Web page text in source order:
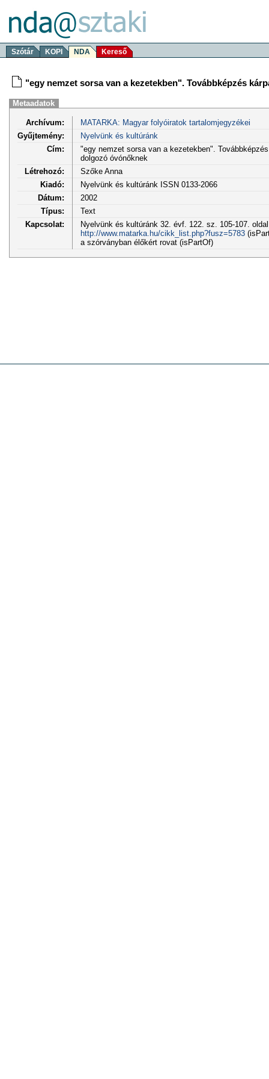
Szótár KOPI NDA Kereső
"egy nemzet sorsa van a kezetekben". Továbbképzés
Metaadatok
Archívum:
MATARKA: Magyar folyóiratok tartalomjegyzékei
Gyűjtemény:
Nyelvünk és kultúránk
Cím:
"egy nemzet sorsa van a kezetekben".
dolgozó óvónőknek
Létrehozó:
Szőke Anna
Kiadó:
Nyelvünk és kultúránk ISSN 0133-2066
Dátum:
2002
Típus:
Text
Kapcsolat:
Nyelvünk és kultúránk 32. évf. 122. sz. 105-107.
http://www.matarka.hu/cikk_list.php?fusz=5783
a szórványban élőkért rovat (isPartOf)